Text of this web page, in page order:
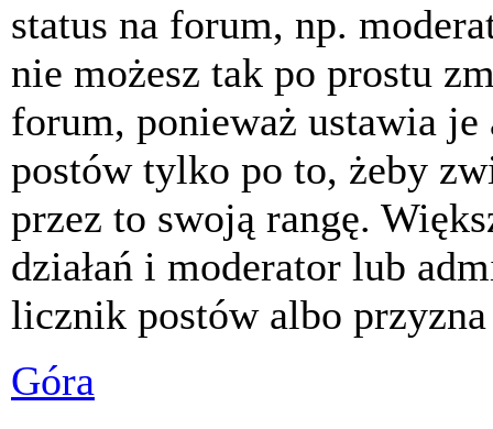
status na forum, np.
nie możesz tak po prostu
forum, ponieważ ustawia
postów tylko po to, żeby
przez to swoją rangę.
działań i moderator lub
licznik postów albo
Góra